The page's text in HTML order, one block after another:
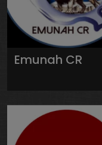
Emunah CR